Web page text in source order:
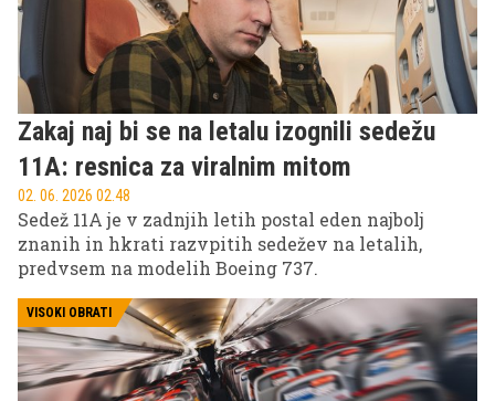
Zakaj naj bi se na letalu izognili sedežu
11A: resnica za viralnim mitom
02. 06. 2026 02.48
Sedež 11A je v zadnjih letih postal eden najbolj
znanih in hkrati razvpitih sedežev na letalih,
predvsem na modelih Boeing 737.
VISOKI OBRATI